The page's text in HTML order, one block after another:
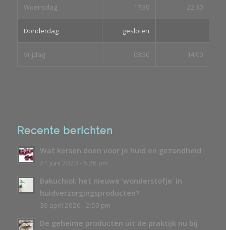
Woensdag 17:30 22:30
Donderdag gesloten
Vrijdag 08:30 14:00
Recente berichten
Wat kersen doen voor je huid en gezondheid
21 juni 2020 - 5:26 pm
Bakuchiol: het nieuwe ‘wonderstofje’ in
huidverzorgingsproducten?
30 april 2020 - 2:59 pm
De geheime producten uit de praktijk nu bij